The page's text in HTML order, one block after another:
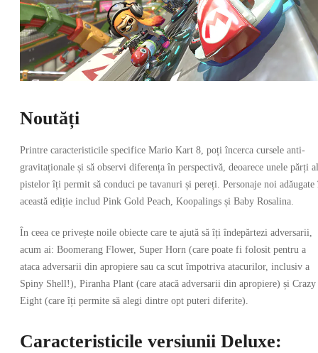
Noutăți
Printre caracteristicile specifice Mario Kart 8, poți încerca cursele anti-
gravitaționale și să observi diferența în perspectivă, deoarece unele părți
pistelor îți permit să conduci pe tavanuri și pereți. Personaje noi adăugate
această ediție includ Pink Gold Peach, Koopalings și Baby Rosalina.
În ceea ce privește noile obiecte care te ajută să îți îndepărtezi adversarii,
acum ai: Boomerang Flower, Super Horn (care poate fi folosit pentru a
ataca adversarii din apropiere sau ca scut împotriva atacurilor, inclusiv a
Spiny Shell!), Piranha Plant (care atacă adversarii din apropiere) și Crazy
Eight (care îți permite să alegi dintre opt puteri diferite).
Caracteristicile versiunii Deluxe: